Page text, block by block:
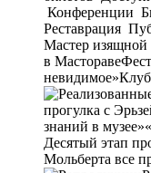
Конференции
Реставрация
Мастер изящной
в Мастораве
невидимое»
прогулка с
знаний в музее»
Десятый этап
Мольберта все